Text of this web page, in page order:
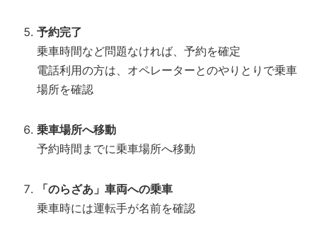
予約完了
乗車時間など問題なければ、予約を確定
電話利用の方は、オペレーターとのやりとりで乗車
場所を確認
乗車場所へ移動
予約時間までに乗車場所へ移動
「のらざあ」車両への乗車
乗車時には運転手が名前を確認